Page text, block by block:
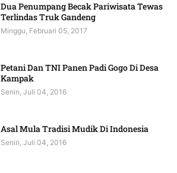
Dua Penumpang Becak Pariwisata Tewas
Terlindas Truk Gandeng
Minggu, Februari 05, 2017
Petani Dan TNI Panen Padi Gogo Di Desa
Kampak
Senin, Juli 04, 2016
Asal Mula Tradisi Mudik Di Indonesia
Senin, Juli 04, 2016